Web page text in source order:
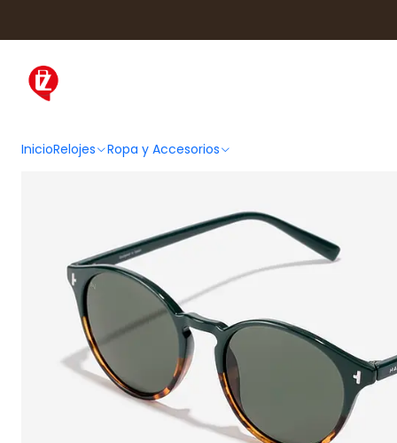
InicioRelojes Ropa y Accesorios